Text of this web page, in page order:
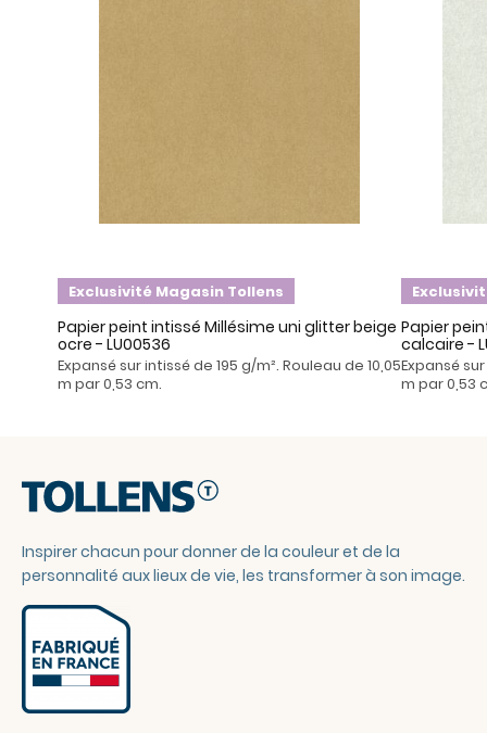
Exclusivité Magasin Tollens
Papier peint intissé Millésime uni glitter beige
ocre - LU00536
Expansé sur intissé de 195 g/m². Rouleau de 10,05
m par 0,53 cm.
Papier
calcaire -
Expansé
m par 0,53
Inspirer chacun pour donner de la couleur et de la
personnalité aux lieux de vie, les transformer à son image.